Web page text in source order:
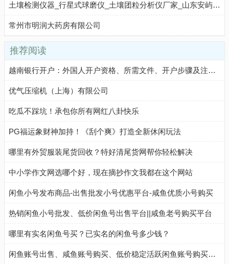
土壤检测仪器_行星式球磨仪_土壤团粒分析仪厂家_山东安屿生物科技有限公司
常州市明润大药房有限公司
推荐阅读
越南银行开户：外国人开户资格、所需文件、开户步骤及注意事项
优气压缩机（上海）有限公司
吃瓜不踩坑！承包你所有网红八卦快乐
PG福运象财神加持！《刮个爽》打造全新休闲玩法
哪里有外贸服装尾货回收？特好清尾货网帮你轻松解决
中小学作文网选哪个好，现在摘抄作文我都在这个网站
闲鱼小号发布商品-出售批发小号优惠平台-咸鱼优质小号购买
热销闲鱼小号批发、低价闲鱼号出售平台||咸鱼老号购买平台
哪里有实名闲鱼号买？已实名的闲鱼号多少钱？
闲鱼账号出售、咸鱼账号购买、低价稳定活跃闲鱼账号购买流程